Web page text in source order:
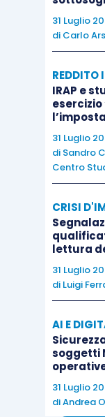
31 Luglio
di Carlo
REDDITO
IRAP e
31 Luglio
di Sandro
Centro
CRISI
lettura
31 Luglio
di Luigi
AI E
soggetti
31 Luglio
diAndrea